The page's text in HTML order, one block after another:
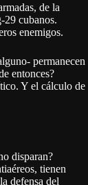
de la
29 cubanos.
enemigos.
permanecen
entonces?
Y el cálculo de
disparan?
tienen
defensa del